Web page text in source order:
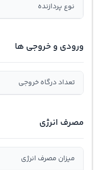
نوع پردازنده
ورودی و خروجی ها
تعداد درگاه خروجی
مصرف انرژی
ميزان مصرف انرژی